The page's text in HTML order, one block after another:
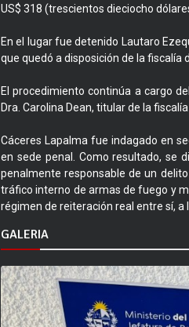
US$ 318 (trescientos dieciocho
En el lugar fue detenido Lautaro
que quedó a disposición de la fiscalía
El procedimiento continúa a cargo
Dra. Carolina Dean, titular de la
Cáceres Lapalma fue indagado en
en sede penal. Como resultado, se
penalmente responsable de un
tráfico interno de armas de fuego y
régimen de reiteración real entre sí, a
GALERIA